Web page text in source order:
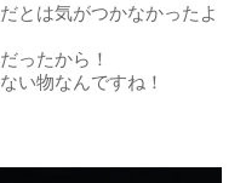
とは気がつかなかったよ
ったから！
い物なんですね！